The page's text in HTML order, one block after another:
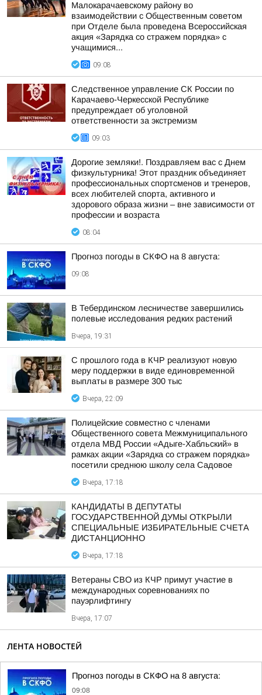
Малокарачаевскому району во
взаимодействии с Общественным советом
при Отделе была проведена Всероссийская
акция «Зарядка со стражем порядка» с
учащимися...
09:08
Следственное управление СК России по
Карачаево-Черкесской Республике
предупреждает об уголовной
ответственности за экстремизм
09:03
Дорогие земляки!. Поздравляем вас с Днем
физкультурника! Этот праздник объединяет
профессиональных спортсменов и тренеров,
всех любителей спорта, активного и
здорового образа жизни – вне зависимости от
профессии и возраста
08:04
Прогноз погоды в СКФО на 8 августа:
09:08
В Тебердинском лесничестве завершились
полевые исследования редких растений
Вчера, 19:31
С прошлого года в КЧР реализуют новую
меру поддержки в виде единовременной
выплаты в размере 300 тыс
Вчера, 22:09
Полицейские совместно с членами
Общественного совета Межмуниципального
отдела МВД России «Адыге-Хабльский» в
рамках акции «Зарядка со стражем порядка»
посетили среднюю школу села Садовое
Вчера, 17:18
КАНДИДАТЫ В ДЕПУТАТЫ
ГОСУДАРСТВЕННОЙ ДУМЫ ОТКРЫЛИ
СПЕЦИАЛЬНЫЕ ИЗБИРАТЕЛЬНЫЕ СЧЕТА
ДИСТАНЦИОННО
Вчера, 17:18
Ветераны СВО из КЧР примут участие в
международных соревнованиях по
пауэрлифтингу
Вчера, 17:07
ЛЕНТА НОВОСТЕЙ
Прогноз погоды в СКФО на 8 августа:
09:08